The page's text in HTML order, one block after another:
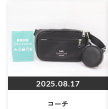
2025.08.17
コーチ